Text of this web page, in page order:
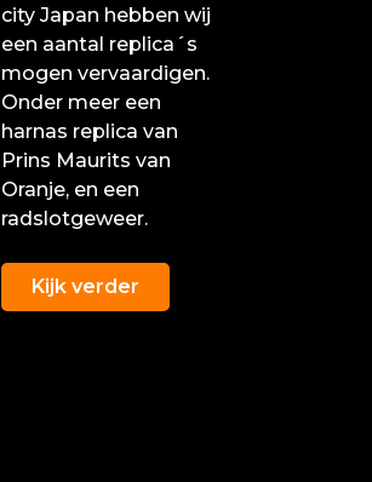
city Japan hebben wij
een aantal replica´s
mogen vervaardigen.
Onder meer een
harnas replica van
Prins Maurits van
Oranje, en een
radslotgeweer.
Kijk verder